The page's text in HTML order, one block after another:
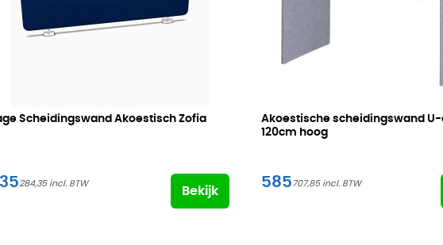
Scheidingswand Akoestisch Zofia
284,35
Bekijk
Akoestische scheidingswand
120cm hoog
585 707,85